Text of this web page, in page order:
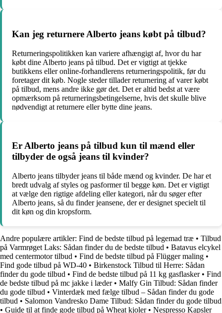
Kan jeg returnere Alberto jeans købt på tilbud?
Returneringspolitikken kan variere afhængigt af, hvor du har
købt dine Alberto jeans på tilbud. Det er vigtigt at tjekke
butikkens eller online-forhandlerens returneringspolitik, før du
foretager dit køb. Nogle steder tillader returnering af varer købt
på tilbud, mens andre ikke gør det. Det er altid bedst at være
opmærksom på returneringsbetingelserne, hvis det skulle blive
nødvendigt at returnere eller bytte dine jeans.
Er Alberto jeans på tilbud kun til mænd eller
tilbyder de også jeans til kvinder?
Alberto jeans tilbyder jeans til både mænd og kvinder. De har et
bredt udvalg af styles og pasformer til begge køn. Det er vigtigt
at vælge den rigtige afdeling eller kategori, når du søger efter
Alberto jeans, så du finder jeansene, der er designet specielt til
dit køn og din kropsform.
Andre populære artikler: Find de bedste tilbud på legemad træ • Tilbud
på Varmrøget Laks: Sådan finder du de bedste tilbud • Batavus elcykel
med centermotor tilbud • Find de bedste tilbud på Flügger maling •
Find gode tilbud på WD-40 • Birkenstock Tilbud til Herre: Sådan
finder du gode tilbud • Find de bedste tilbud på 11 kg gasflasker• Find
de bedste tilbud på mc jakke i læder• Malfy Gin Tilbud: Sådan finder
du gode tilbud • Vinterdæk med fælge tilbud – Sådan finder du gode
tilbud • Salomon Vandresko Dame Tilbud: Sådan finder du gode tilbud
• Guide til at finde gode tilbud på Wheat kjoler• Nespresso Kapsler